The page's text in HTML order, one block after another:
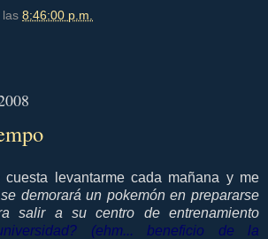
las 8:46:00 p.m.
cuesta levantarme cada mañana y me
demorará un pokemón en prepararse
salir a su centro de entrenamiento
(ehm... beneficio de la